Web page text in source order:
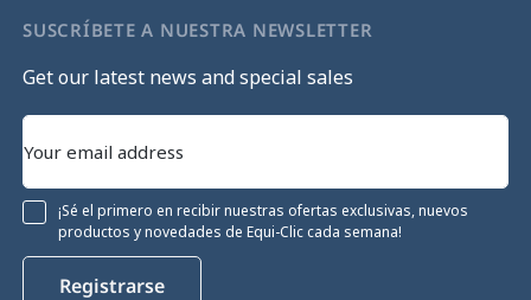
SUSCRÍBETE A NUESTRA NEWSLETTER
Get our latest news and special sales
¡Sé el primero en recibir nuestras ofertas exclusivas, nuevos
productos y novedades de Equi-Clic cada semana!
Registrarse